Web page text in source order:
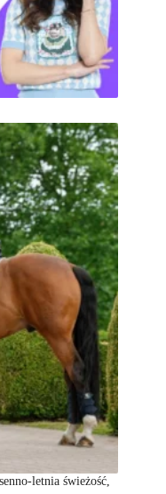
letnia świeżość,